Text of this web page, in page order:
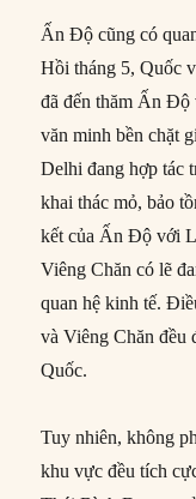
Ấn Độ cũng có
Hồi tháng 5, Quốc
đã đến thăm Ấn Độ
văn minh bền chặt
Delhi đang hợp tác
khai thác mỏ, bảo
kết của Ấn Độ với
Viêng Chăn có lẽ
quan hệ kinh tế.
và Viêng Chăn đều
Quốc.
Tuy nhiên, không
khu vực đều tích